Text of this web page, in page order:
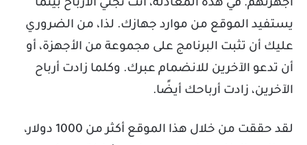
أجهزتهم. في هذه المعادلة، أنت تجني الأرباح بينما
يستفيد الموقع من موارد جهازك. لذا، من الضروري
عليك أن تثبت البرنامج على مجموعة من الأجهزة، أو
أن تدعو الآخرين للانضمام عبرك. وكلما زادت أرباح
الآخرين، زادت أرباحك أيضًا.
لقد حققت من خلال هذا الموقع أكثر من 1000 دولار،